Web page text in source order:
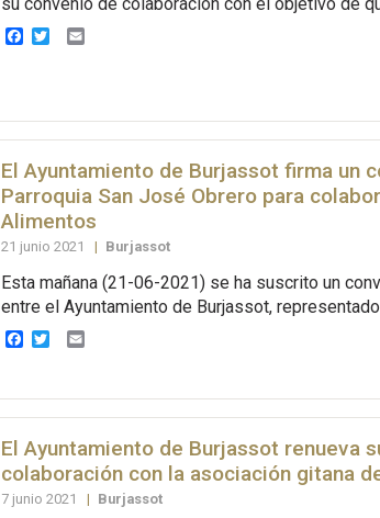
Facebook
Twitter
El Ayuntamiento de Burjassot firma un
Parroquia San José Obrero para
Alimentos
21 junio 2021 | Burjassot
Esta mañana (21-06-2021) se ha suscrito un
entre el Ayuntamiento de Burjassot,
Facebook
Twitter
El Ayuntamiento de Burjassot renueva
colaboración con la asociación gitana
7 junio 2021 | Burjassot